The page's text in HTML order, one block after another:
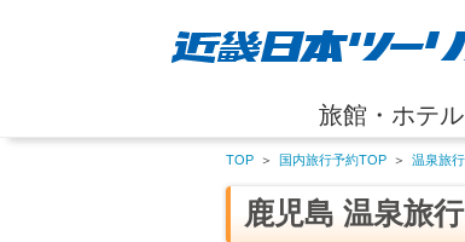
旅館・ホテル
TOP ＞ 国内旅行予約TOP ＞ 温泉旅
鹿児島 温泉旅